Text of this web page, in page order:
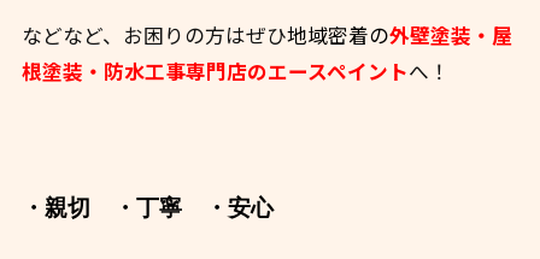
などなど、お困りの方はぜひ地域密着の外壁塗装・屋
根塗装・防水工事専門店のエースペイントへ！
・親切 ・丁寧 ・安心